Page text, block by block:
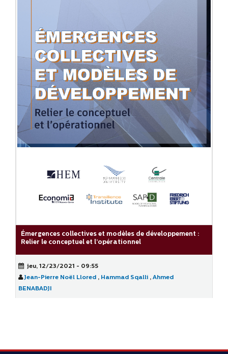
Émergences collectives et modèles de développement :
Relier le conceptuel et l’opérationnel
jeu, 12/23/2021 - 09:55
Jean-Pierre Noël Llored , Hammad Sqalli , Ahmed
BENABADJI